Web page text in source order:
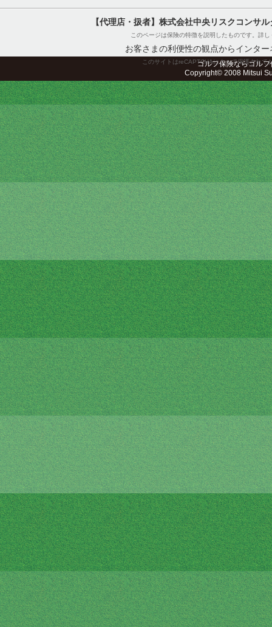
【代理店・扱者】株式会社中央リスクコンサ
このページは保険の特徴を説明したものです。詳
お客さまの利便性の観点からインタ
このサイトはreCAPTCHAによって保護されて
ゴルフ保険ならゴル
Copyright© 2008 Mitsui